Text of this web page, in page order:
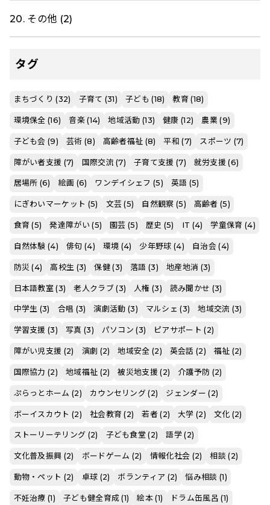
20. その他 (2)
タグ
まちづくり (32) 子育て (31) 子ども (18) 教育 (18)
環境保全 (16) 音楽 (14) 地域活動 (13) 健康 (12) 農業 (9)
子ども会 (9) 芸術 (8) 高齢者福祉 (8) 平和 (7) スポーツ (7)
障がい者支援 (7) 国際交流 (7) 子育て支援 (7) 就労支援 (6)
居場所 (6) 絵画 (6) ワンデイシェフ (5) 英語 (5)
にぎわいマーケット (5) 文芸 (5) 自然観察 (5) 高齢者 (5)
食育 (5) 発達障がい (5) 園芸 (5) 歴史 (5) IT (4) 学童保育 (4)
自然体験 (4) 俳句 (4) 環境 (4) 少年野球 (4) 自治会 (4)
防災 (4) 高校生 (3) 保健 (3) 落語 (3) 地産地消 (3)
日本語教室 (3) 老人クラブ (3) 人権 (3) 読み聞かせ (3)
中学生 (3) 合唱 (3) 演劇活動 (3) マルシェ (3) 地域交流 (3)
学習支援 (3) 写真 (3) パソコン (3) ピアサポート (2)
障がい児支援 (2) 演劇 (2) 地域安全 (2) 英会話 (2) 福祉 (2)
国際協力 (2) 地域福祉 (2) 被災地支援 (2) 介護予防 (2)
ぷらっとホーム (2) カウンセリング (2) ジェンダー (2)
ボーイスカウト (2) 社会教育 (2) 若者 (2) 大学 (2) 文化 (2)
ストーリーテリング (2) 子ども食堂 (2) 語学 (2)
文化普及振興 (2) ボードゲーム (2) 情報化社会 (2) 相談 (2)
動物・ペット (2) 卓球 (2) ボランティア (2) 悩み相談 (1)
不妊治療 (1) 子ども健全育成 (1) 絵本 (1) ドラム缶風呂 (1)